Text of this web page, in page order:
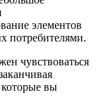
элементов
потребителями.
чувствоваться
вы